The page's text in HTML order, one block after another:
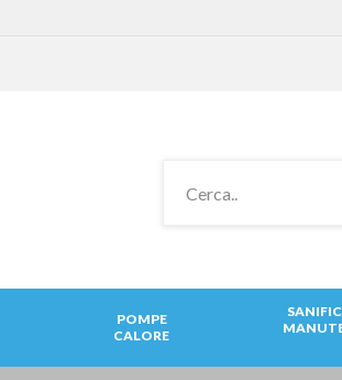
POMPE
CALORE